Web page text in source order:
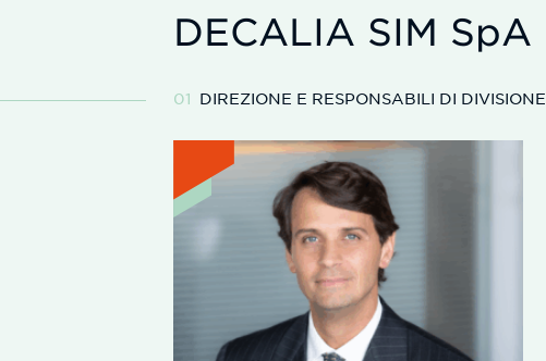
DECALIA SIM SpA
DIREZIONE E RESPONSABILI DI DIVISIONE